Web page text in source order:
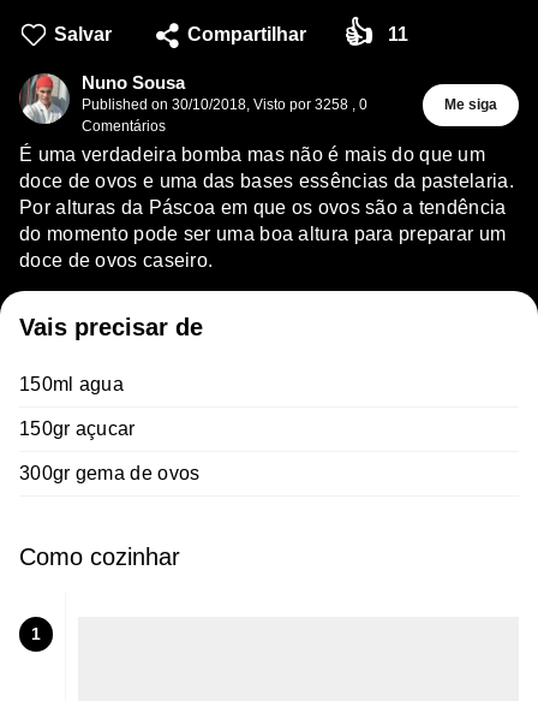
Salvar Compartilhar 👍 11
Nuno Sousa
Published on 30/10/2018, Visto por 3258 , 0
Comentários
Me siga
É uma verdadeira bomba mas não é mais do que um
doce de ovos e uma das bases essências da pastelaria.
Por alturas da Páscoa em que os ovos são a tendência
do momento pode ser uma boa altura para preparar um
doce de ovos caseiro.
Vais precisar de
150ml agua
150gr açucar
300gr gema de ovos
Como cozinhar
1